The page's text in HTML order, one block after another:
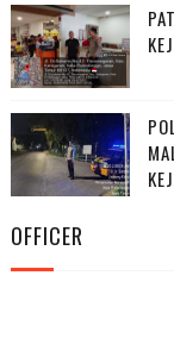
OFFICER